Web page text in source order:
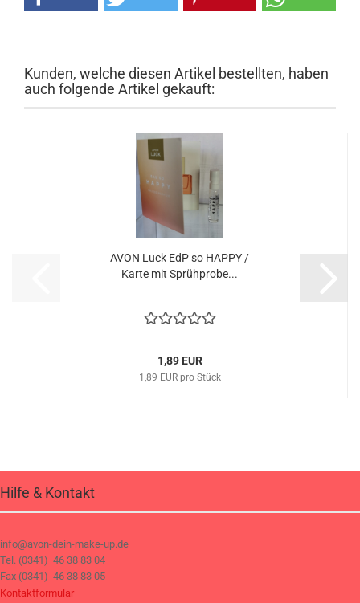
Kunden, welche diesen Artikel bestellten, haben
auch folgende Artikel gekauft:
AVON Luck EdP so HAPPY /
Karte mit Sprüh­pro­be...
1,89 EUR
1,89 EUR pro Stück
Hilfe & Kontakt
info@avon-dein-make-up.de
Tel. (0341) 46 38 83 04
Fax (0341) 46 38 83 05
Kontaktformular